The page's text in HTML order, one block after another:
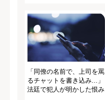
「同僚の名前で、上司を罵
るチャットを書き込み...」
法廷で犯人が明かした恨み